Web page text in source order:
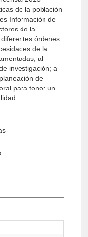
de la población
Información de
de la
órdenes
de la
al
investigación; a
de
para tener un